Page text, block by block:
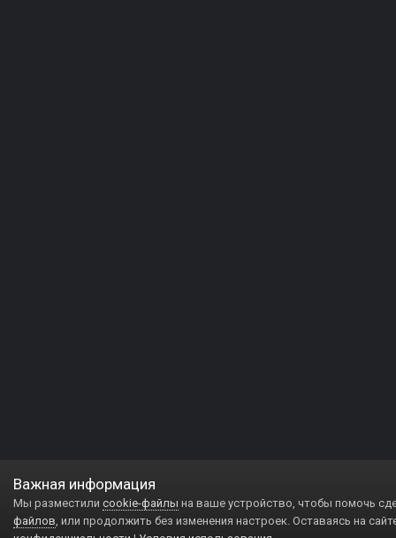
Важная информация
Мы разместили cookie-файлы на ваше устройство, чтобы помочь
файлов, или продолжить без изменения настроек. Оставаясь на